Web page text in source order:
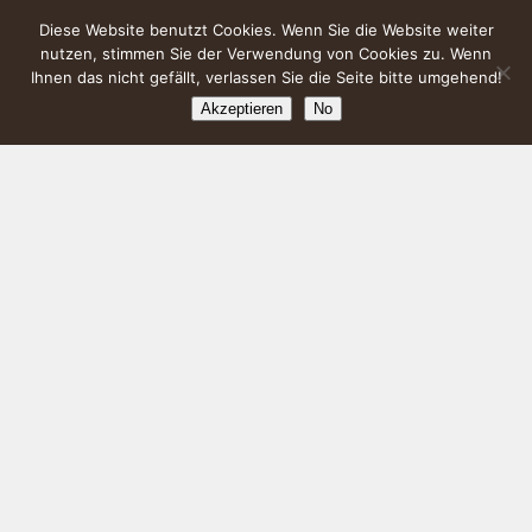
Diese Website benutzt Cookies. Wenn Sie die Website weiter
nutzen, stimmen Sie der Verwendung von Cookies zu. Wenn
Ihnen das nicht gefällt, verlassen Sie die Seite bitte umgehend!
Akzeptieren No